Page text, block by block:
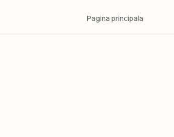
Pagina principala